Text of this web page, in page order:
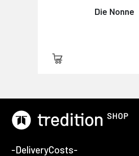
Die Nonne
-DeliveryCosts-